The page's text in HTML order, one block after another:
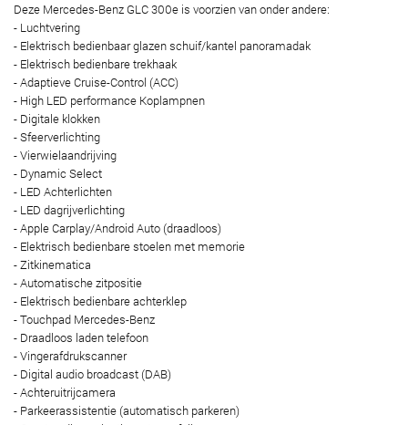
Deze Mercedes-Benz GLC 300e is voorzien van onder andere:
- Luchtvering
- Elektrisch bedienbaar glazen schuif/kantel panoramadak
- Elektrisch bedienbare trekhaak
- Adaptieve Cruise-Control (ACC)
- High LED performance Koplampnen
- Digitale klokken
- Sfeerverlichting
- Vierwielaandrijving
- Dynamic Select
- LED Achterlichten
- LED dagrijverlichting
- Apple Carplay/Android Auto (draadloos)
- Elektrisch bedienbare stoelen met memorie
- Zitkinematica
- Automatische zitpositie
- Elektrisch bedienbare achterklep
- Touchpad Mercedes-Benz
- Draadloos laden telefoon
- Vingerafdrukscanner
- Digital audio broadcast (DAB)
- Achteruitrijcamera
- Parkeerassistentie (automatisch parkeren)